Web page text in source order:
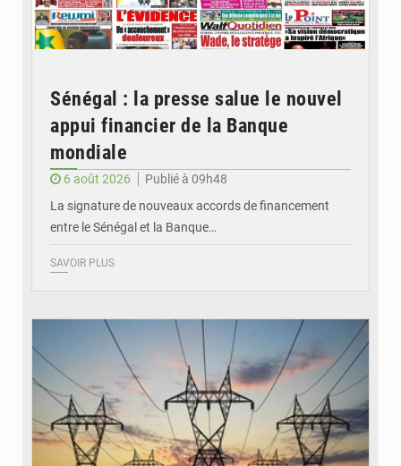
Sénégal : la presse salue le nouvel
appui financier de la Banque
mondiale
6 août 2026
Publié à 09h48
La signature de nouveaux accords de financement
entre le Sénégal et la Banque…
SAVOIR PLUS